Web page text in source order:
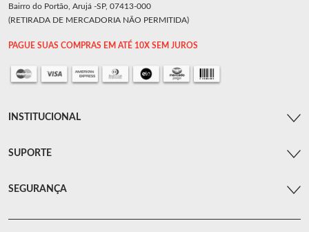
Bairro do Portão, Arujá -SP, 07413-000
(RETIRADA DE MERCADORIA NÃO PERMITIDA)
PAGUE SUAS COMPRAS EM ATÉ 10X SEM JUROS
INSTITUCIONAL
SUPORTE
SEGURANÇA